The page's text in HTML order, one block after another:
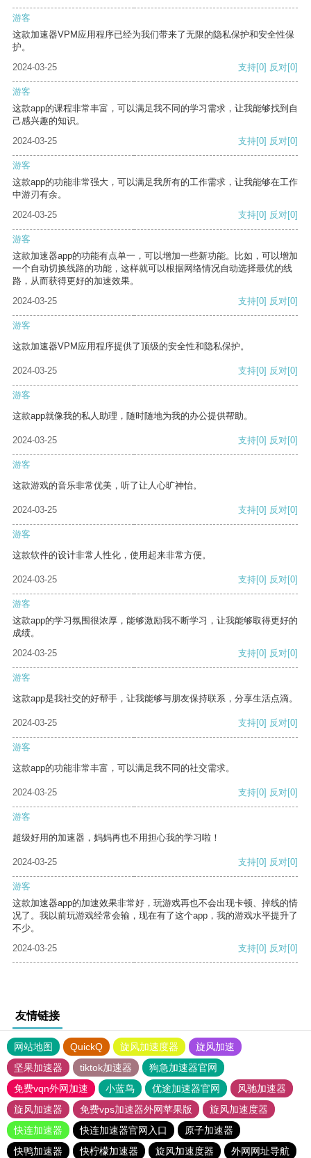
游客
这款加速器VPM应用程序已经为我们带来了无限的隐私保护和安全性保
护。
2024-03-25
支持[0] 反对[0]
游客
这款app的课程非常丰富，可以满足我不同的学习需求，让我能够找到自
己感兴趣的知识。
2024-03-25
支持[0] 反对[0]
游客
这款app的功能非常强大，可以满足我所有的工作需求，让我能够在工作
中游刃有余。
2024-03-25
支持[0] 反对[0]
游客
这款加速器app的功能有点单一，可以增加一些新功能。比如，可以增加
一个自动切换线路的功能，这样就可以根据网络情况自动选择最优的线
路，从而获得更好的加速效果。
2024-03-25
支持[0] 反对[0]
游客
这款加速器VPM应用程序提供了顶级的安全性和隐私保护。
2024-03-25 支持[0] 反对[0]
游客
这款app就像我的私人助理，随时随地为我的办公提供帮助。
2024-03-25 支持[0] 反对[0]
游客
这款游戏的音乐非常优美，听了让人心旷神怡。
2024-03-25 支持[0] 反对[0]
游客
这款软件的设计非常人性化，使用起来非常方便。
2024-03-25 支持[0] 反对[0]
游客
这款app的学习氛围很浓厚，能够激励我不断学习，让我能够取得更好的
成绩。
2024-03-25
支持[0] 反对[0]
游客
这款app是我社交的好帮手，让我能够与朋友保持联系，分享生活点滴。
2024-03-25 支持[0] 反对[0]
游客
这款app的功能非常丰富，可以满足我不同的社交需求。
2024-03-25 支持[0] 反对[0]
游客
超级好用的加速器，妈妈再也不用担心我的学习啦！
2024-03-25 支持[0] 反对[0]
游客
这款加速器app的加速效果非常好，玩游戏再也不会出现卡顿、掉线的情
况了。我以前玩游戏经常会输，现在有了这个app，我的游戏水平提升了
不少。
2024-03-25
支持[0] 反对[0]
友情链接
网站地图 QuickQ 旋风加速度器
旋风加速
坚果加速器
tiktok加速器
狗急加速器官网
免费vqn外网加速
小蓝鸟 优途加速器官网
风驰加速器
旋风加速器
免费vps加速器外网苹果版
旋风加速度器
快连加速器
快连加速器官网入口
原子加速器
快鸭加速器
快柠檬加速器 旋风加速度器 外网网址导航